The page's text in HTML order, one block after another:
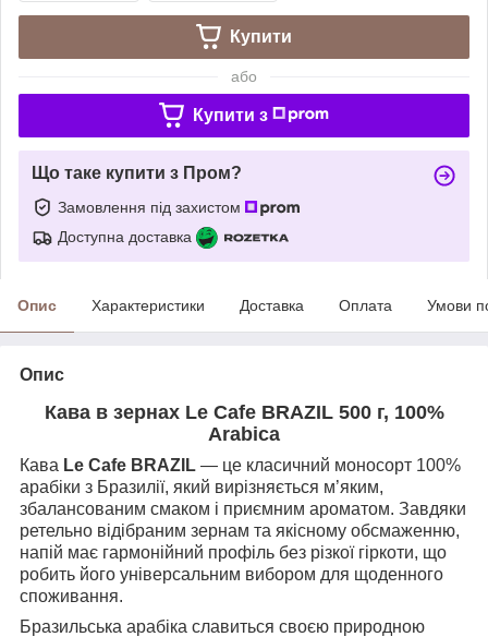
Купити
або
Купити з
Що таке купити з Пром?
Замовлення під захистом
Доступна доставка
Опис Характеристики Доставка Оплата Умови
Опис
Кава в зернах Le Cafe BRAZIL 500 г, 100%
Arabica
Кава Le Cafe BRAZIL — це класичний моносорт 100%
арабіки з Бразилії, який вирізняється м’яким,
збалансованим смаком і приємним ароматом. Завдяки
ретельно відібраним зернам та якісному обсмаженню,
напій має гармонійний профіль без різкої гіркоти, що
робить його універсальним вибором для щоденного
споживання.
Бразильська арабіка славиться своєю природною